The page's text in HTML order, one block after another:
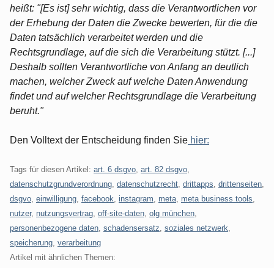
heißt: "[Es ist] sehr wichtig, dass die Verantwortlichen vor
der Erhebung der Daten die Zwecke bewerten, für die die
Daten tatsächlich verarbeitet werden und die
Rechtsgrundlage, auf die sich die Verarbeitung stützt. [...]
Deshalb sollten Verantwortliche von Anfang an deutlich
machen, welcher Zweck auf welche Daten Anwendung
findet und auf welcher Rechtsgrundlage die Verarbeitung
beruht."
Den Volltext der Entscheidung finden Sie hier:
Tags für diesen Artikel: art. 6 dsgvo art. 82 dsgvo
datenschutzgrundverordnung datenschutzrecht drittapps drittenseiten
dsgvo einwilligung facebook instagram meta meta business tools
nutzer, nutzungsvertrag off-site-daten olg münchen
personenbezogene daten schadensersatz soziales netzwerk
speicherung verarbeitung
Artikel mit ähnlichen Themen: